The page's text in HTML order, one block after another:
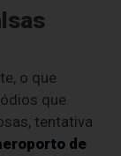
o que
que
tentativa
de